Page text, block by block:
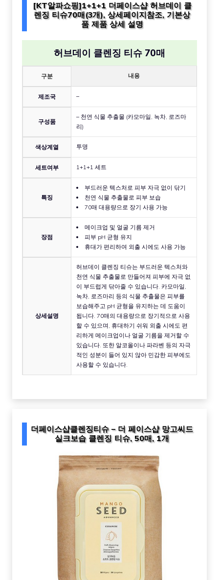
[KT알파쇼핑]1+1+1 더페이스샵 허브데이 클
렌징 티슈70매(3개), 상세페이지참조, 기본상
품 제품 상세 설명
허브데이 클렌징 티슈 70매
구분 내용
제조국 –
구성품
– 천연 식물 추출물 (카모마일, 녹차, 로즈마
리)
색상계열 투명
세트여부 1+1+1 세트
특징
부드러운 텍스처로 피부 자극 없이 닦기
천연 식물 추출물로 피부 보습
70매 대용량으로 장기 사용 가능
장점
메이크업 및 얼굴 기름 제거
피부 pH 균형 유지
휴대가 편리하여 외출 시에도 사용 가능
상세설명
허브데이 클렌징 티슈는 부드러운 텍스처와
천연 식물 추출물로 만들어져 피부에 자극 없
이 부드럽게 닦아줄 수 있습니다. 카모마일,
녹차, 로즈마리 등의 식물 추출물은 피부를
보습해주고 pH 균형을 유지하는 데 도움이
됩니다. 70매의 대용량으로 장기적으로 사용
할 수 있으며, 휴대하기 쉬워 외출 시에도 편
리하게 메이크업이나 얼굴 기름을 제거할 수
있습니다. 또한 알코올이나 파라벤 등의 자극
적인 성분이 들어 있지 않아 민감한 피부에도
사용할 수 있습니다.
더페이스샵클렌징티슈 – 더 페이스샵 망고씨드
실크보습 클렌징 티슈, 50매, 1개